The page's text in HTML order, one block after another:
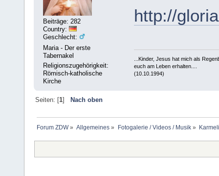
Beiträge: 282
Country:
Geschlecht:
Maria - Der erste
Tabernakel
Religionszugehörigkeit:
Römisch-katholische
Kirche
http://
...Kinder, Jesus hat mich als
euch am Leben erhalten....
(10.10.1994)
Seiten: [1] Nach oben
Forum ZDW» Allgemeines » Fotogalerie / Videos / Musik»